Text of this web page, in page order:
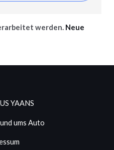
werden. Neue
YAANS
ums Auto